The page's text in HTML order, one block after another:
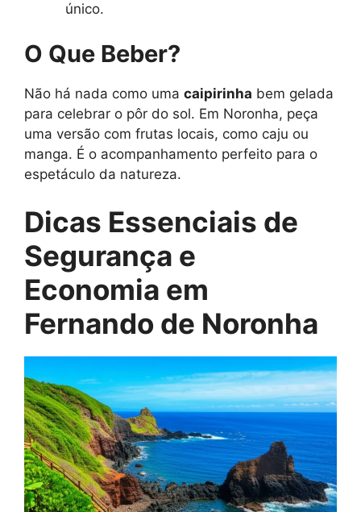
único.
O Que Beber?
Não há nada como uma caipirinha bem gelada
para celebrar o pôr do sol. Em Noronha, peça
uma versão com frutas locais, como caju ou
manga. É o acompanhamento perfeito para o
espetáculo da natureza.
Dicas Essenciais de
Segurança e
Economia em
Fernando de Noronha